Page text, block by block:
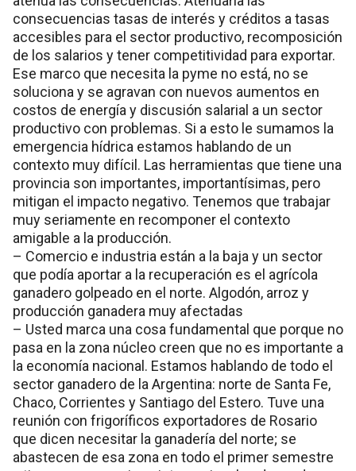
consecuencias tasas de interés y créditos a tasas
accesibles para el sector productivo, recomposición
de los salarios y tener competitividad para exportar.
Ese marco que necesita la pyme no está, no se
soluciona y se agravan con nuevos aumentos en
costos de energía y discusión salarial a un sector
productivo con problemas. Si a esto le sumamos la
emergencia hídrica estamos hablando de un
contexto muy difícil. Las herramientas que tiene una
provincia son importantes, importantísimas, pero
mitigan el impacto negativo. Tenemos que trabajar
muy seriamente en recomponer el contexto
amigable a la producción.
– Comercio e industria están a la baja y un sector
que podía aportar a la recuperación es el agrícola
ganadero golpeado en el norte. Algodón, arroz y
producción ganadera muy afectadas
– Usted marca una cosa fundamental que porque no
pasa en la zona núcleo creen que no es importante a
la economía nacional. Estamos hablando de todo el
sector ganadero de la Argentina: norte de Santa Fe,
Chaco, Corrientes y Santiago del Estero. Tuve una
reunión con frigoríficos exportadores de Rosario
que dicen necesitar la ganadería del norte; se
abastecen de esa zona en todo el primer semestre